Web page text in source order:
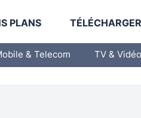
PLANS
& Telecom TV & Vidéo